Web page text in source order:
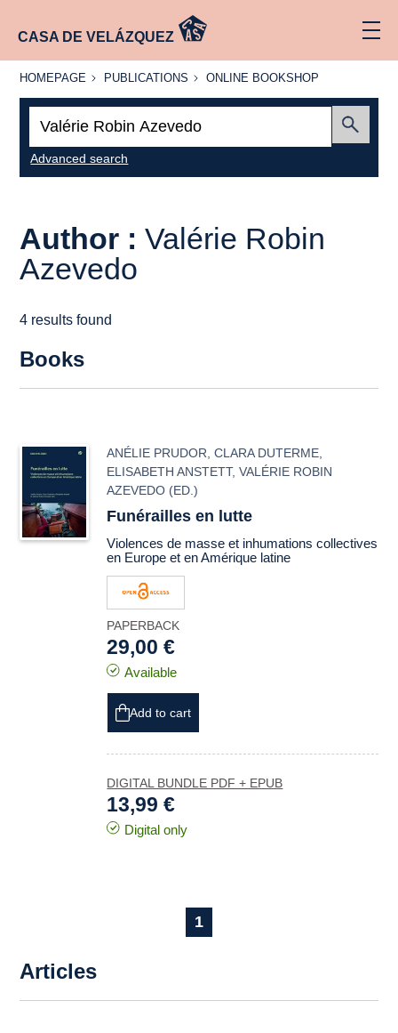
CASA DE VELÁZQUEZ
HOMEPAGE
HOMEPAGE PUBLICATIONS
PUBLICATIONS
ONLINE
ONLINE BOOKSHOP
Advanced search
Author :Valérie Robin
Azevedo
4 results found
Books
ANÉLIE PRUDOR ,CLARA DUTERME
ELISABETH ANSTETT,VALÉRIE ROBIN
AZEVEDO (ED.)
Funérailles en lutte
Violences de masse et inhumations collectives
en Europe et en Amérique latine
PAPERBACK
29,00 €
Available
Add to cart
DIGITAL BUNDLE PDF + EPUB
13,99 €
Digital only
1
Articles